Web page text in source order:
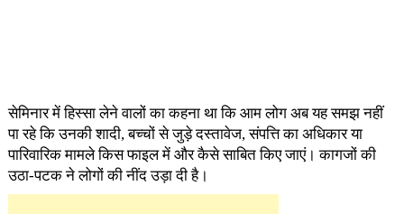
सेमिनार में हिस्सा लेने वालों का कहना था कि आम लोग अब यह समझ नहीं
पा रहे कि उनकी शादी, बच्चों से जुड़े दस्तावेज, संपत्ति का अधिकार या
पारिवारिक मामले किस फाइल में और कैसे साबित किए जाएं। कागजों की
उठा-पटक ने लोगों की नींद उड़ा दी है।